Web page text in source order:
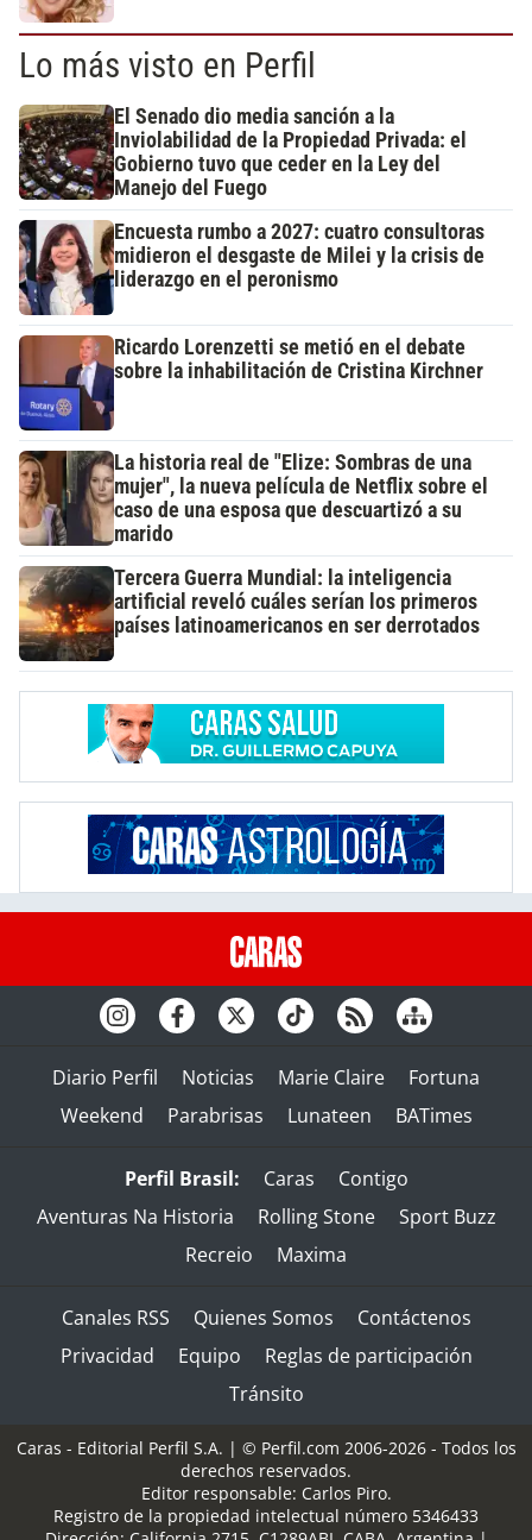
Lo más visto en Perfil
El Senado dio media sanción a la
Inviolabilidad de la Propiedad Privada: el
Gobierno tuvo que ceder en la Ley del
Manejo del Fuego
Encuesta rumbo a 2027: cuatro consultoras
midieron el desgaste de Milei y la crisis de
liderazgo en el peronismo
Ricardo Lorenzetti se metió en el debate
sobre la inhabilitación de Cristina Kirchner
La historia real de "Elize: Sombras de una
mujer", la nueva película de Netflix sobre el
caso de una esposa que descuartizó a su
marido
Tercera Guerra Mundial: la inteligencia
artificial reveló cuáles serían los primeros
países latinoamericanos en ser derrotados
Diario Perfil Noticias Marie Claire
Fortuna
Weekend
Parabrisas Lunateen BATimes
Perfil Brasil: Caras
Contigo
Aventuras Na Historia
Rolling Stone
Sport Buzz
Recreio
Maxima
Canales RSS Quienes Somos
Contáctenos
Privacidad
Equipo
Reglas de participación
Tránsito
Caras - Editorial Perfil S.A. | © Perfil.com 2006-2026 - Todos los
derechos reservados.
Editor responsable: Carlos Piro.
Registro de la propiedad intelectual número 5346433